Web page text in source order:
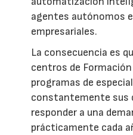
agentes autónomos
empresariales.
La consecuencia es
centros de
programas de
constantemente sus
responder a una
prácticamente cada